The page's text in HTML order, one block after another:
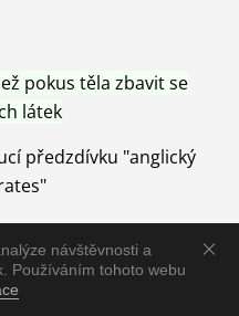
návštěvnosti a
Používáním tohoto webu
pokus těla zbavit se
látek
předzdívku "anglický
Přírody, neutralizací a